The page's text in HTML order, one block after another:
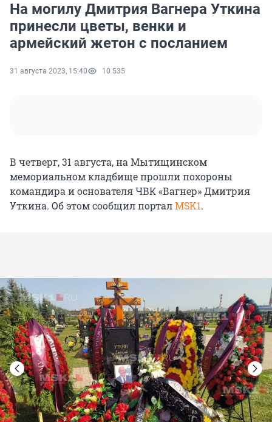
На могилу Дмитрия Вагнера Уткина
принесли цветы, венки и
армейский жетон с посланием
31 августа 2023, 15:40 10 535
В четверг, 31 августа, на Мытищинском
мемориальном кладбище прошли похороны
командира и основателя ЧВК «Вагнер» Дмитрия
Уткина. Об этом сообщил порталMSK1.